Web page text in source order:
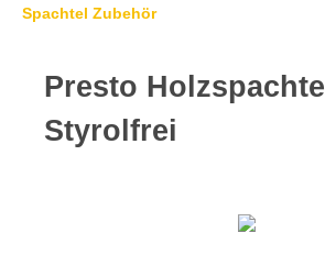
Spachtel Zubehör
Presto Holzspachtel
Styrolfrei